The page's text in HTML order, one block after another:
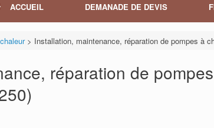
ACCUEIL DEMANADE DE DEVIS
> Installation, maintenance, réparation de pompes à
réparation de